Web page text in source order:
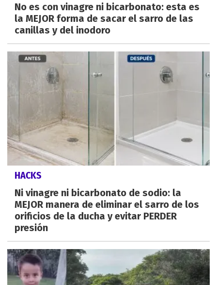
No es con vinagre ni bicarbonato: esta es
la MEJOR forma de sacar el sarro de las
canillas y del inodoro
HACKS
Ni vinagre ni bicarbonato de sodio: la
MEJOR manera de eliminar el sarro de los
orificios de la ducha y evitar PERDER
presión